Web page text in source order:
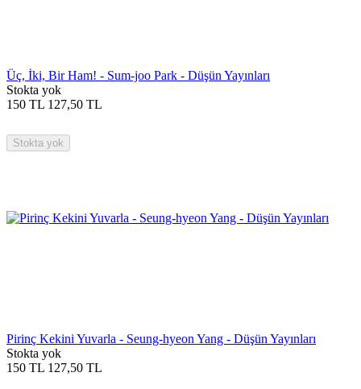
Üç, İki, Bir Ham! - Sum-joo Park - Düşün Yayınları
Stokta yok
150 TL 127,50 TL
Stokta yok
Pirinç Kekini Yuvarla - Seung-hyeon Yang - Düşün Yayınları
Stokta yok
150 TL 127,50 TL